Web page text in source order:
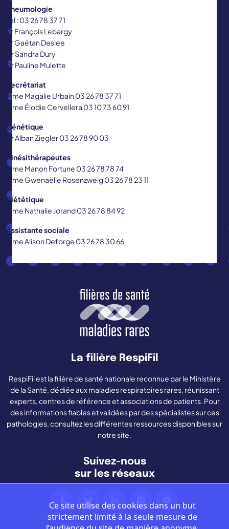
Pneumologie
Tél : 03 26 78 37 71
Pr François Lebargy
Pr Gaétan Deslee
Dr Sandra Dury
Dr Pauline Mulette
Secrétariat
Mme Magalie Urbain 03 26 78 37 71
Mme Élodie Cervellera 03 10 73 60 91
Génétique
Dr Alban Ziegler 03 26 78 90 03
Kinésithérapeutes
Mme Manon Fortune 03 26 78 78 74
Mme Gwenaëlle Rosenzweig 03 26 78 23 11
Diététique
Mme Nathalie Jorand 03 26 78 84 92
Assistante sociale
Mme Alison Deforge 03 26 78 30 66
La filière RespiFil
RespiFil est la filière de santé nationale reconnue par le Ministère
de la Santé, dédiée aux maladies respiratoires rares, réunissant
experts, centres de référence et associations de patients. Pour
des informations fiables et validées par des spécialistes sur ces
pathologies, consultez les différentes ressources disponibles sur
notre site.
Suivez-nous
sur les réseaux
Ce site utilise des cookies dans un but
strictement limité à la seule mesure de